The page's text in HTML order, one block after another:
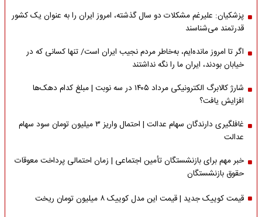
پزشکیان: علیرغم مشکلات دو سال گذشته، امروز ایران را به عنوان یک کشور
قدرتمند می‌شناسند
اگر تا امروز مانده‌ایم، به‌خاطر مردم نجیب ایران است/ تنها کسانی که در
خیابان بودند، ایران ما را نگه نداشتند
شارژ کالابرگ الکترونیکی مرداد ۱۴۰۵ در سه نوبت | مبلغ کدام دهک‌ها
افزایش یافت؟
غافلگیری دارندگان سهام عدالت | احتمال واریز ۳ میلیون تومان سود سهام
عدالت
خبر مهم برای بازنشستگان تأمین اجتماعی | زمان احتمالی پرداخت معوقات
حقوق بازنشستگان
قیمت کوییک جدید | قیمت این مدل کوییک ۸ میلیون تومان ریخت